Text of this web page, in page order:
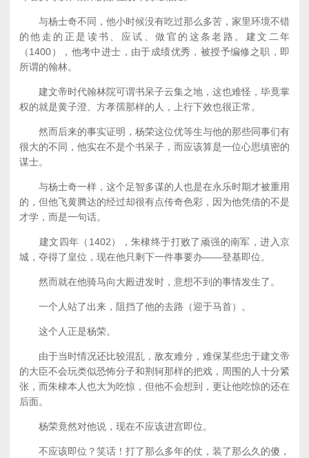
与杨士奇不同，他小时候没有吃过那么多苦，家里环境不错
的他走的正是读书、应试、做官的这条老路。建文二年
（1400），他考中进士，由于成绩优秀，被授予编修之职，即
所谓的翰林。
建文帝时代翰林院可谓书呆子云集之地，这也难怪，毕竟掌
权的就是黄子澄、方孝孺那样的人，上行下效也很正常。
然而后来的事实证明，杨荣这位优等生与他的那些同事们有
很大的不同，他实在不是个书呆子，而应该算是一位心思缜密的
谋士。
与杨士奇一样，这个足智多谋的人也是在永乐时期才被重用
的，但他飞黄腾达的经过却很有点传奇色彩，因为他凭借的不是
才学，而是一句话。
建文四年（1402），朱棣终于打败了顽强的南军，进入京
城，夺得了皇位，现在他只剩下一件事要办——登基即位。
然而就在他骑马向大殿进发时，意想不到的事情发生了。
一个人站了出来，阻挡了他的去路（迎于马首）。
这个人正是杨荣。
由于当时情况还比较混乱，敌友难分，难保某些忠于建文帝
的大臣不会玩类似恐怖分子和荆轲那样的把戏，周围的人十分紧
张，而朱棣本人也大为吃惊，但他不会想到，更让他吃惊的还在
后面。
杨荣竟然对他说，现在不应该进宫即位。
不应该即位？笑话！打了那么多年的仗，装了那么久的傻，